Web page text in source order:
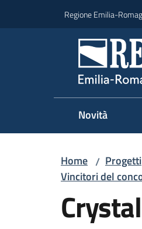
Regione Emilia-
Novità
Home / Progetti
Vincitori del
Crystal